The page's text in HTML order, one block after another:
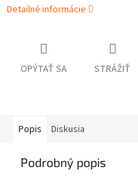
Detailné informácie
OPÝTAŤ SA STRÁŽIŤ
Popis Diskusia
Podrobný popis